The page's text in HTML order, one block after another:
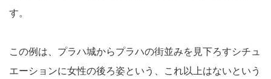
す。
この例は、プラハ城からプラハの街並みを見下ろすシチュ
エーションに女性の後ろ姿という、これ以上はないという